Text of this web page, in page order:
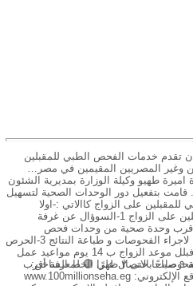
تقدم خدمات الفحص الطبي للمقبلين
للمصريين وغير المصريين المقيمين في مصر…
طهيو وكيلة الوزارة بمديرية الشئون
. قامت بتفعيل دور الوحدات الصحية لتسهيل
على الزواج كاالاتي :-اولا
خطوات فحص المقبلين على الزواج 1-السوؤال عن غرفة
لاقرب وحدة صحية من وحدات فحص
المقبلين على الزواج لاجراء الفحوصات و طباعة النتائج 3-الحرص
على انهاء الاجراءت فبلل موعد الزواج ب 14 يوم مواعيد عمل
الوحدات: من الساعة ٩ صباحًا حتى ٢ ظهرًا 🟣 لمعرفة أقرب وحدة صحية لعمل الفحوصات بالاتصال على الخط الساخن:
١٥٣٣٥ أو زيارة الموقع الإلكتروني: www.100millionseha.eg